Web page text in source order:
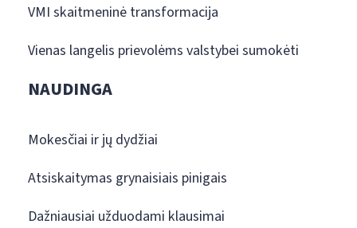
VMI skaitmeninė transformacija
Vienas langelis prievolėms valstybei sumokėti
NAUDINGA
Mokesčiai ir jų dydžiai
Atsiskaitymas grynaisiais pinigais
Dažniausiai užduodami klausimai